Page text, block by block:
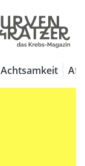
Achtsamkeit